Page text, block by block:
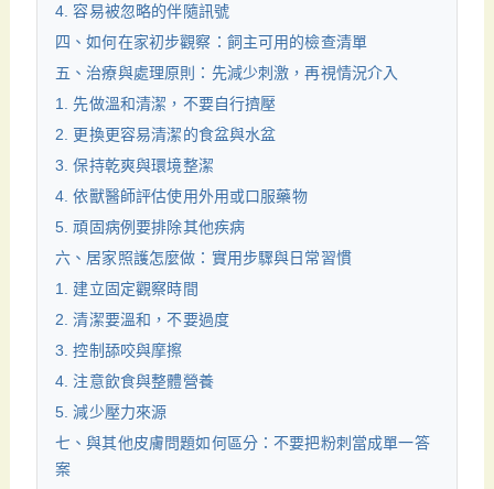
4. 容易被忽略的伴隨訊號
四、如何在家初步觀察：飼主可用的檢查清單
五、治療與處理原則：先減少刺激，再視情況介入
1. 先做溫和清潔，不要自行擠壓
2. 更換更容易清潔的食盆與水盆
3. 保持乾爽與環境整潔
4. 依獸醫師評估使用外用或口服藥物
5. 頑固病例要排除其他疾病
六、居家照護怎麼做：實用步驟與日常習慣
1. 建立固定觀察時間
2. 清潔要溫和，不要過度
3. 控制舔咬與摩擦
4. 注意飲食與整體營養
5. 減少壓力來源
七、與其他皮膚問題如何區分：不要把粉刺當成單一答
案